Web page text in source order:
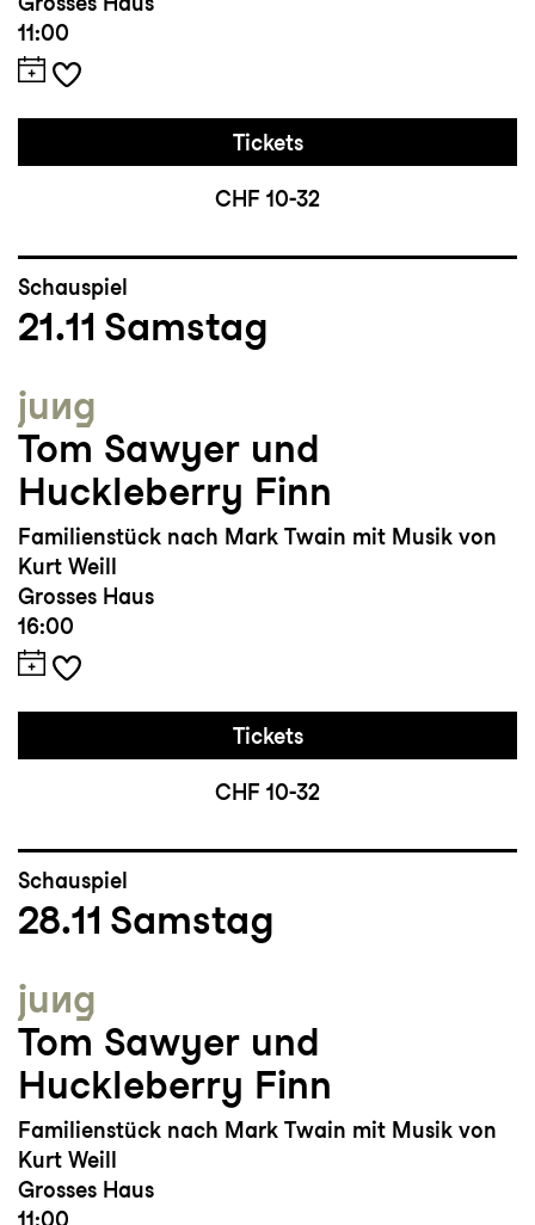
11:00
Tickets
CHF 10-32
Schauspiel
21.11 Samstag
jung
Tom Sawyer und
Huckleberry Finn
Familienstück nach Mark Twain mit Musik von
Kurt Weill
Grosses Haus
16:00
Tickets
CHF 10-32
Schauspiel
28.11 Samstag
jung
Tom Sawyer und
Huckleberry Finn
Familienstück nach Mark Twain mit Musik von
Kurt Weill
Grosses Haus